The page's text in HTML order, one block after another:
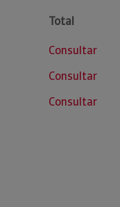
Total
Consultar
Consultar
Consultar